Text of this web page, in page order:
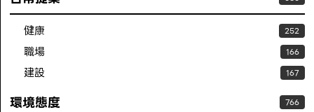
健康 252
職場 166
建設 167
環境態度 766